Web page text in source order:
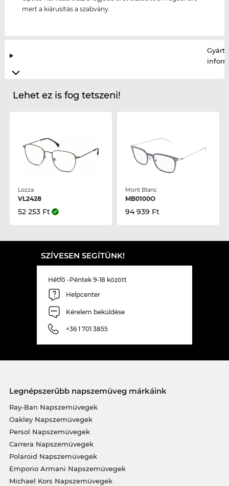
mert a kiárusítás a szabvány.
Lehet ez is fog tetszeni!
Lozza
VL2428
52 253 Ft
Mont Blanc
MB0100O
94 939 Ft
SZÍVESEN SEGÍTÜNK!
Hétfő -Péntek 9-18 között
Helpcenter
Kérelem beküldése
+36 1 701 3855
Legnépszerűbb napszemüveg márkáink
Ray-Ban Napszemüvegek
Oakley Napszemüvegek
Persol Napszemüvegek
Carrera Napszemüvegek
Polaroid Napszemüvegek
Emporio Armani Napszemüvegek
Michael Kors Napszemüvegek